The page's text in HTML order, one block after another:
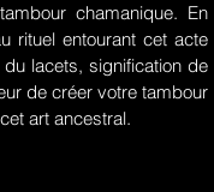
chamanique. En
rituel entourant cet acte
lacets, signification de
de créer votre tambour
art ancestral.